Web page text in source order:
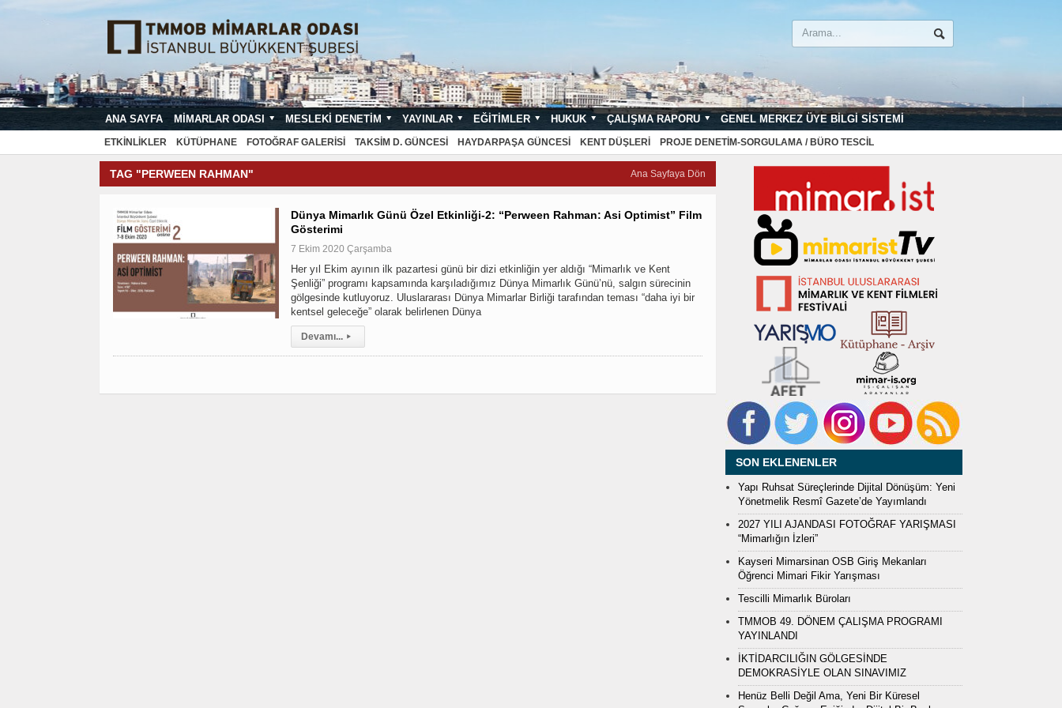
ANA SAYFA MIMARLAR ODASI MESLEKI DENETIM YAYINLAR EĞITIMLER HUKUK ÇALIŞMA RAPORU GENEL MERKEZ ÜYE BILGI SISTEMI
ETKINLIKLER KÜTÜPHANE FOTOĞRAF GALERISI TAKSIM D. GÜNCESI HAYDARPAŞA GÜNCESI KENT DÜŞLERI PROJE DENETIM-SORGULAMA / BÜRO TESCIL
Ana Sayfaya Dön
TAG "PERWEEN RAHMAN"
Dünya Mimarlık Günü Özel Etkinliği-2: “Perween Rahman: Asi Optimist” Film
Gösterimi
7 Ekim 2020 Çarşamba
Her yıl Ekim ayının ilk pazartesi günü bir dizi etkinliğin yer aldığı “Mimarlık ve Kent
Şenliği” programı kapsamında karşıladığımız Dünya Mimarlık Günü’nü, salgın sürecinin
gölgesinde kutluyoruz. Uluslararası Dünya Mimarlar Birliği tarafından teması “daha iyi bir
kentsel geleceğe” olarak belirlenen Dünya
Devamı... ▸
SON EKLENENLER
Yapı Ruhsat Süreçlerinde Dijital Dönüşüm: Yeni
Yönetmelik Resmî Gazete’de Yayımlandı
2027 YILI AJANDASI FOTOĞRAF YARIŞMASI
“Mimarlığın İzleri”
Kayseri Mimarsinan OSB Giriş Mekanları
Öğrenci Mimari Fikir Yarışması
Tescilli Mimarlık Büroları
TMMOB 49. DÖNEM ÇALIŞMA PROGRAMI
YAYINLANDI
İKTİDARCILIĞIN GÖLGESİNDE
DEMOKRASİYLE OLAN SINAVIMIZ
Henüz Belli Değil Ama, Yeni Bir Küresel